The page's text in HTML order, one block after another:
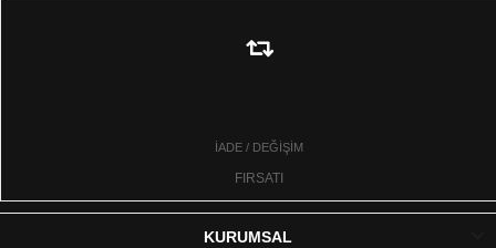
İADE / DEĞİŞİM
FIRSATI
KURUMSAL